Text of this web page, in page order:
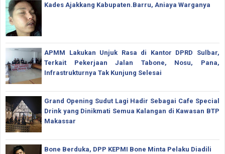
Kades Ajakkang Kabupaten.Barru, Aniaya Warganya
APMM Lakukan Unjuk Rasa di Kantor DPRD Sulbar,
Terkait Pekerjaan Jalan Tabone, Nosu, Pana,
Infrastrukturnya Tak Kunjung Selesai
Grand Opening Sudut Lagi Hadir Sebagai Cafe Special
Drink yang Dinikmati Semua Kalangan di Kawasan BTP
Makassar
Bone Berduka, DPP KEPMI Bone Minta Pelaku Diadili